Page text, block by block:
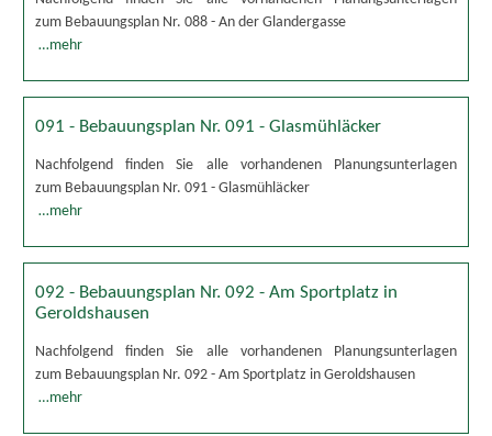
zum Bebauungsplan Nr. 088 - An der Glandergasse
…mehr
091 - Bebauungsplan Nr. 091 - Glasmühläcker
Nachfolgend finden Sie alle vorhandenen Planungsunterlagen
zum Bebauungsplan Nr. 091 - Glasmühläcker
…mehr
092 - Bebauungsplan Nr. 092 - Am Sportplatz in
Geroldshausen
Nachfolgend finden Sie alle vorhandenen Planungsunterlagen
zum Bebauungsplan Nr. 092 - Am Sportplatz in Geroldshausen
…mehr